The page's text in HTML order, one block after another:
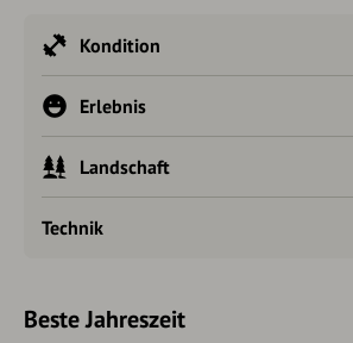
Kondition
Erlebnis
Landschaft
Technik
Beste Jahreszeit